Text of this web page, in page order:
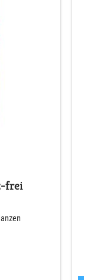
frei